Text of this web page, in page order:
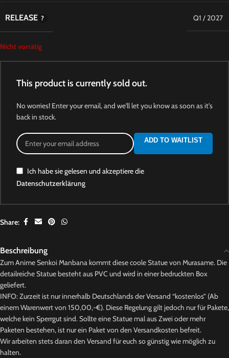
RELEASE Q1 / 2027
Nicht vorrätig
This product is currently sold out.
No worries! Enter your email, and we'll let you know as soon as it's
back in stock.
ADD TO WAITLIST
Ich habe sie gelesen und akzeptiere die
Datenschutzerklärung
Share:
Beschreibung
Zum Anime Senkoi Manbana kommt diese coole Statue von Murasame. Die
detailreiche Statue besteht aus PVC und wird in einer bedruckten Box
geliefert.
INFO: Zurzeit ist nur innerhalb Deutschlands der Versand “kostenlos” (Ab
einem Warenwert von 150,00,-€). Diese Regelung gilt jedoch nur für Pakete,
welche kein Sperrgut sind. Sollte eine Statue mal aus Zwei oder mehr
Paketen bestehen, ist nur ein Paket von den Versandkosten befreit.
Wir arbeiten stets daran den Versand für euch so günstig wie möglich zu
halten.